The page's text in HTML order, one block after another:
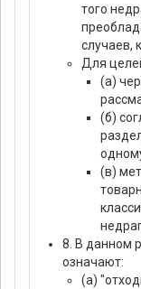
того
случаев,
Для
(а)
(б)
(в)
8. В данном
означают:
(а)